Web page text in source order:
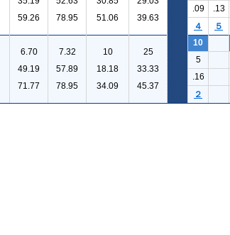
59.26
78.95
51.06
39.63
.09
.13
４
５
6.70
49.19
71.77
7.32
57.89
78.95
10
18.18
34.09
25
33.33
45.37
10
5
.16
２